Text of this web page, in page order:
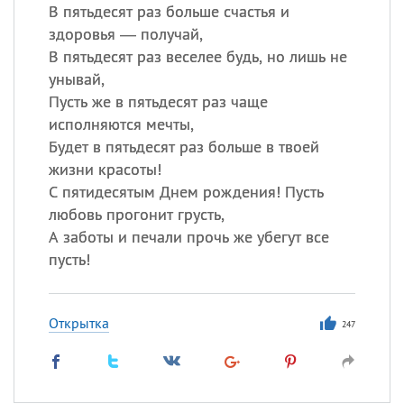
В пятьдесят раз больше счастья и
здоровья — получай,
В пятьдесят раз веселее будь, но лишь не
унывай,
Пусть же в пятьдесят раз чаще
исполняются мечты,
Будет в пятьдесят раз больше в твоей
жизни красоты!
С пятидесятым Днем рождения! Пусть
любовь прогонит грусть,
А заботы и печали прочь же убегут все
пусть!
Открытка 247